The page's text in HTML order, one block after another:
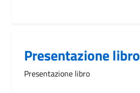
Presentazione libro
Presentazione libro